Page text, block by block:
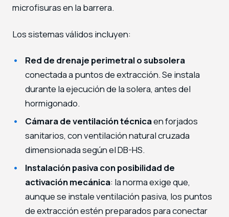
microfisuras en la barrera.
Los sistemas válidos incluyen:
Red de drenaje perimetral o subsolera
conectada a puntos de extracción. Se instala
durante la ejecución de la solera, antes del
hormigonado.
Cámara de ventilación técnicaen forjados
sanitarios, con ventilación natural cruzada
dimensionada según el DB-HS.
Instalación pasiva con posibilidad de
activación mecánica: la norma exige que,
aunque se instale ventilación pasiva, los puntos
de extracción estén preparados para conectar